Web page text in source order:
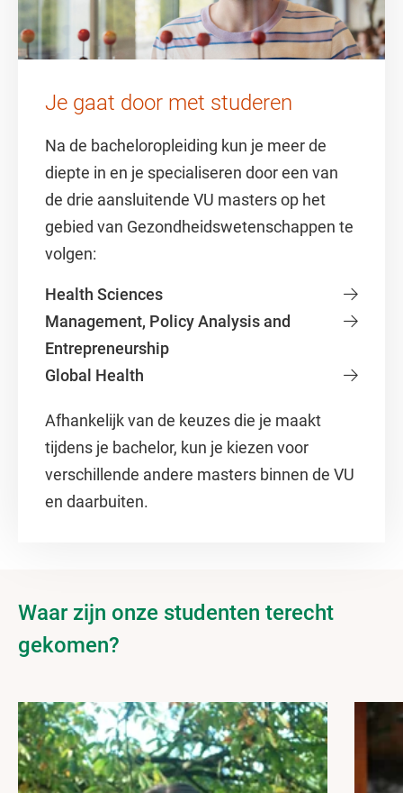
Je gaat door met studeren
Na de bacheloropleiding kun je meer de
diepte in en je specialiseren door een van
de drie aansluitende VU masters op het
gebied van Gezondheidswetenschappen te
volgen:
Health Sciences
Management, Policy Analysis and
Entrepreneurship
Global Health
Afhankelijk van de keuzes die je maakt
tijdens je bachelor, kun je kiezen voor
verschillende andere masters binnen de VU
en daarbuiten.
Waar zijn onze studenten terecht
gekomen?